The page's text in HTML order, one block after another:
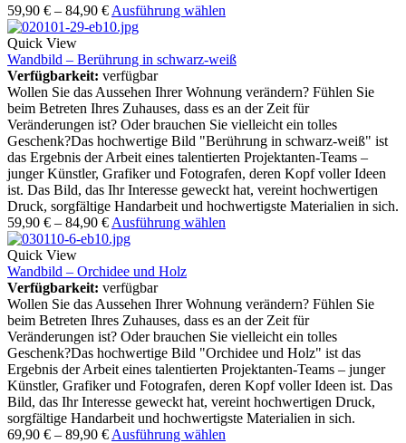
59,90 € – 84,90 € Ausführung wählen
Quick View
Wandbild – Berührung in schwarz-weiß
Verfügbarkeit: verfügbar
Wollen Sie das Aussehen Ihrer Wohnung verändern? Fühlen Sie
beim Betreten Ihres Zuhauses, dass es an der Zeit für
Veränderungen ist? Oder brauchen Sie vielleicht ein tolles
Geschenk?Das hochwertige Bild "Berührung in schwarz-weiß" ist
das Ergebnis der Arbeit eines talentierten Projektanten-Teams –
junger Künstler, Grafiker und Fotografen, deren Kopf voller Ideen
ist. Das Bild, das Ihr Interesse geweckt hat, vereint hochwertigen
Druck, sorgfältige Handarbeit und hochwertigste Materialien in sich.
59,90 € – 84,90 € Ausführung wählen
Quick View
Wandbild – Orchidee und Holz
Verfügbarkeit: verfügbar
Wollen Sie das Aussehen Ihrer Wohnung verändern? Fühlen Sie
beim Betreten Ihres Zuhauses, dass es an der Zeit für
Veränderungen ist? Oder brauchen Sie vielleicht ein tolles
Geschenk?Das hochwertige Bild "Orchidee und Holz" ist das
Ergebnis der Arbeit eines talentierten Projektanten-Teams – junger
Künstler, Grafiker und Fotografen, deren Kopf voller Ideen ist. Das
Bild, das Ihr Interesse geweckt hat, vereint hochwertigen Druck,
sorgfältige Handarbeit und hochwertigste Materialien in sich.
69,90 € – 89,90 € Ausführung wählen